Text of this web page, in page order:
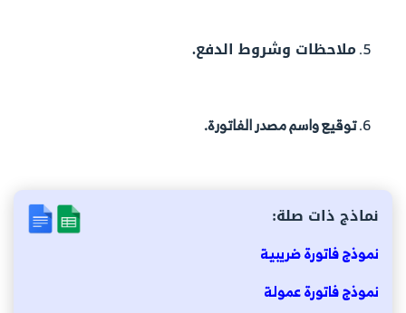
ملاحظات وشروط الدفع.
توقيع واسم مصدر الفاتورة.
نماذج ذات صلة:
نموذج فاتورة ضريبية
نموذج فاتورة عمولة